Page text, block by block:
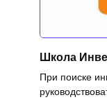
Школа
При поиске